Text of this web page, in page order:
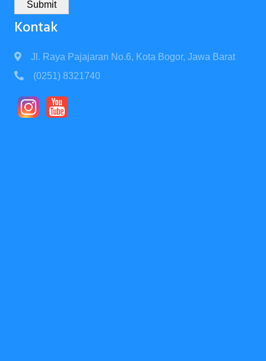
Submit
Kontak
Jl. Raya Pajajaran No.6, Kota Bogor, Jawa Barat
(0251) 8321740